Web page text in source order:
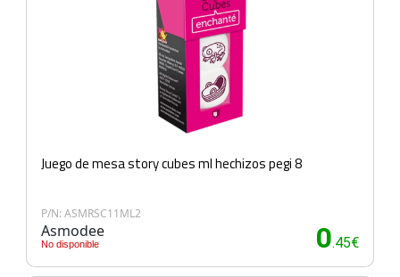
Juego de mesa story cubes ml hechizos pegi 8
P/N: ASMRSC11ML2
Asmodee
No disponible 0.45€